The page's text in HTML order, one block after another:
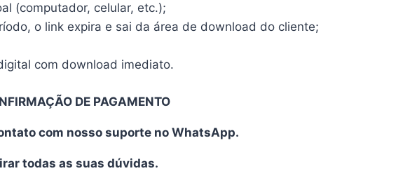
(computador, celular, etc.);
o link expira e sai da área de download do cliente;
com download imediato.
DE PAGAMENTO
com nosso suporte no WhatsApp.
todas as suas dúvidas.